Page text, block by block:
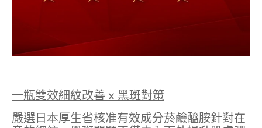
一瓶雙效細紋改善 x 黑斑對策
嚴選日本厚生省核准有效成分菸鹼醯胺針對在